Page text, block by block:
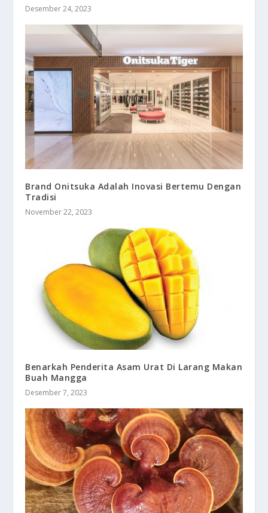
Desember 24, 2023
Brand Onitsuka Adalah Inovasi Bertemu Dengan
Tradisi
November 22, 2023
Benarkah Penderita Asam Urat Di Larang Makan
Buah Mangga
Desember 7, 2023